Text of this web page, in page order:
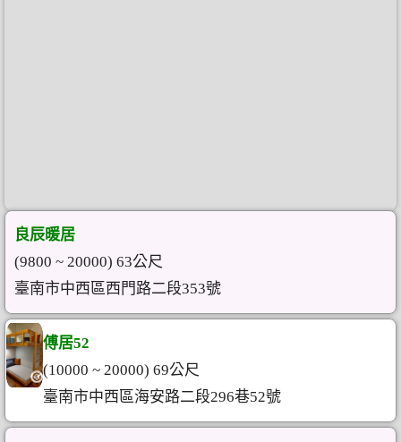
良辰暖居
(9800 ~ 20000) 63公尺
臺南市中西區西門路二段353號
傅居52
(10000 ~ 20000) 69公尺
臺南市中西區海安路二段296巷52號